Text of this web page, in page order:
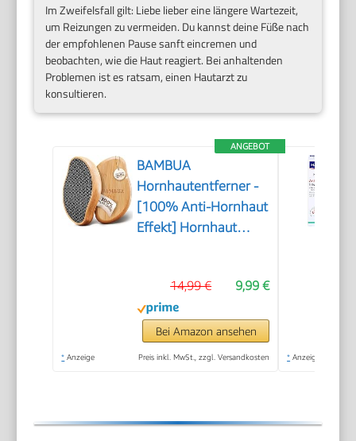
Im Zweifelsfall gilt: Liebe lieber eine längere Wartezeit,
um Reizungen zu vermeiden. Du kannst deine Füße nach
der empfohlenen Pause sanft eincremen und
beobachten, wie die Haut reagiert. Bei anhaltenden
Problemen ist es ratsam, einen Hautarzt zu
konsultieren.
ANGEBOT
BAMBUA
Hornhautentferner -
[100% Anti-Hornhaut
Effekt] Hornhaut
Füße - Effektives
Nano Glas -
Professionelle
Pediküre - Premium
9,99 €
14,99 €
Bei Amazon ansehen
* Anzeige Preis inkl. MwSt., zzgl. Versandkosten * Anzeige